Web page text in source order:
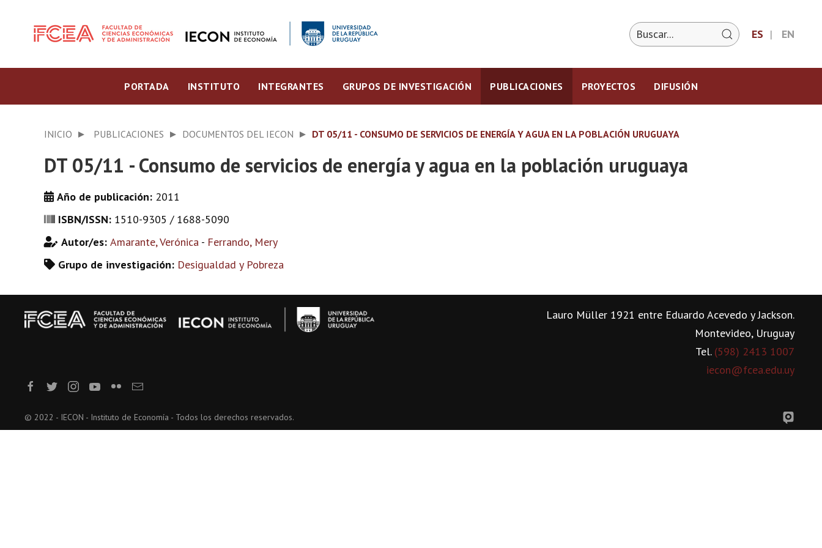
ES EN
PORTADA INSTITUTO INTEGRANTES GRUPOS DE INVESTIGACIÓN PUBLICACIONES PROYECTOS DIFUSIÓN
INICIO PUBLICACIONES DOCUMENTOS DEL IECON DT 05/11 - CONSUMO DE SERVICIOS DE ENERGÍA Y AGUA EN LA POBLACIÓN URUGUAYA
DT 05/11 - Consumo de servicios de energía y agua en la población uruguaya
Año de publicación: 2011
ISBN/ISSN: 1510-9305 / 1688-5090
Autor/es: Amarante, Verónica - Ferrando, Mery
Grupo de investigación: Desigualdad y Pobreza
Lauro Müller 1921 entre Eduardo Acevedo y Jackson.
Montevideo, Uruguay
Tel. (598) 2413 1007
iecon@fcea.edu.uy
© 2022 - IECON - Instituto de Economía - Todos los derechos reservados.